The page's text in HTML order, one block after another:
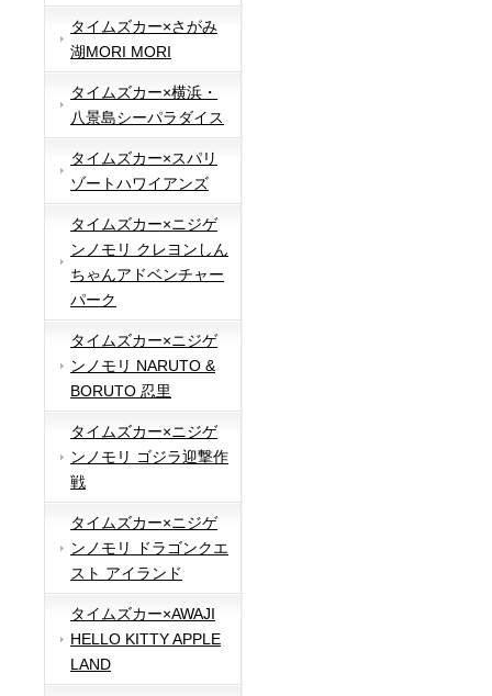
タイムズカー×さがみ
湖MORI MORI
タイムズカー×横浜・
八景島シーパラダイス
タイムズカー×スパリ
ゾートハワイアンズ
タイムズカー×ニジゲ
ンノモリ クレヨンしん
ちゃんアドベンチャー
パーク
タイムズカー×ニジゲ
ンノモリ NARUTO &
BORUTO 忍里
タイムズカー×ニジゲ
ンノモリ ゴジラ迎撃作
戦
タイムズカー×ニジゲ
ンノモリ ドラゴンクエ
スト アイランド
タイムズカー×AWAJI
HELLO KITTY APPLE
LAND